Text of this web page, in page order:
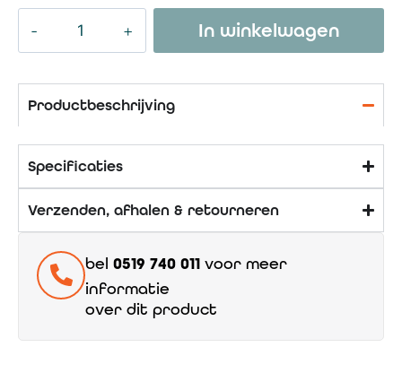
In winkelwagen
Productbeschrijving
Specificaties
Verzenden, afhalen & retourneren
bel 0519 740 011 voor meer
informatie
over dit product